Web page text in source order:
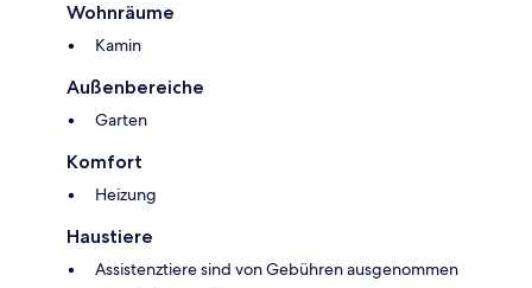
Wohnräume
Kamin
Außenbereiche
Garten
Komfort
Heizung
Haustiere
Assistenztiere sind von Gebühren ausgenommen